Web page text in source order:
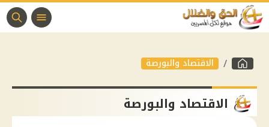
الاقتصاد والبورصة
الاقتصاد والبورصة